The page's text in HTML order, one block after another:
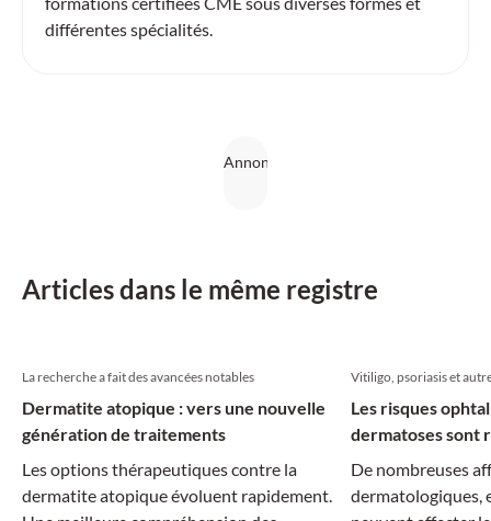
différentes spécialités.
Articles dans le même registre
La recherche a fait des avancées notables
Dermatite atopique : vers une nouvelle
génération de traitements
Les options thérapeutiques contre la
dermatite atopique évoluent rapidement.
Vitiligo, psoriasis et
Les risques
dermatoses sont
De nombreuses
dermatologiques,